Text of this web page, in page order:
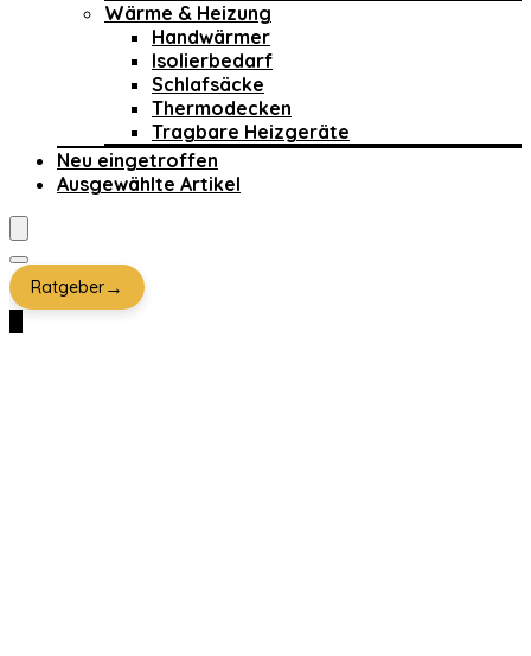
Wärme & Heizung
Handwärmer
Isolierbedarf
Schlafsäcke
Thermodecken
Tragbare Heizgeräte
Neu eingetroffen
Ausgewählte Artikel
Ratgeber→